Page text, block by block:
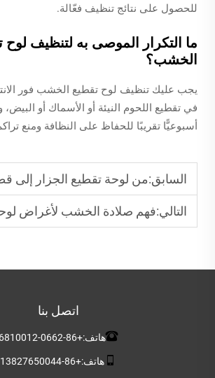
للحصول على نتائج تنظيف فعّالة.
ما التكرار الموصى به لتنظيف لوح
الخشب؟
يجب عليك تنظيف لوح تقطيع الخشب فور
في تقطيع اللحوم النيئة أو الأسماك أو
أسبوعيًّا تقريبًا للحفاظ على النظافة ومنع تراكم
السابق:من لوحة تقطيع الجزار إلى قطعة فنية:
التالي:فهم صلادة الخشب لأغراض
اتصل بنا
هاتف:+86-0662-6810012
هاتف:+86-13827650044